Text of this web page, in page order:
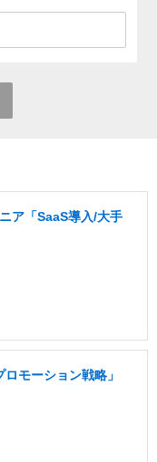
ア「SaaS導入/大手
モーション戦略」